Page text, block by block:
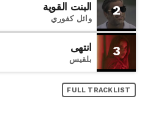
2 البنت القوية
وائل كفوري
3 انتهى
بلقيس
FULL TRACKLIST